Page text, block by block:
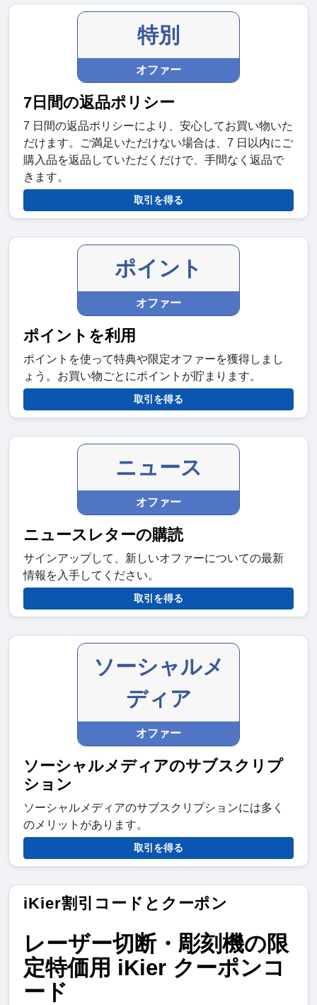
特別
オファー
7日間の返品ポリシー
7 日間の返品ポリシーにより、安心してお買い物いた
だけます。ご満足いただけない場合は、7 日以内にご
購入品を返品していただくだけで、手間なく返品で
きます。
取引を得る
ポイント
オファー
ポイントを利用
ポイントを使って特典や限定オファーを獲得しまし
ょう。お買い物ごとにポイントが貯まります。
取引を得る
ニュース
オファー
ニュースレターの購読
サインアップして、新しいオファーについての最新
情報を入手してください。
取引を得る
ソーシャルメ
ディア
オファー
ソーシャルメディアのサブスクリプ
ション
ソーシャルメディアのサブスクリプションには多く
のメリットがあります。
取引を得る
iKier割引コードとクーポン
レーザー切断・彫刻機の限
定特価用 iKier クーポンコ
ード